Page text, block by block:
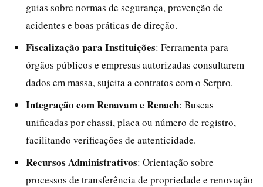
guias sobre normas de segurança, prevenção de
acidentes e boas práticas de direção.
Fiscalização para Instituições: Ferramenta para
órgãos públicos e empresas autorizadas consultarem
dados em massa, sujeita a contratos com o Serpro.
Integração com Renavam e Renach: Buscas
unificadas por chassi, placa ou número de registro,
facilitando verificações de autenticidade.
Recursos Administrativos: Orientação sobre
processos de transferência de propriedade e renovação